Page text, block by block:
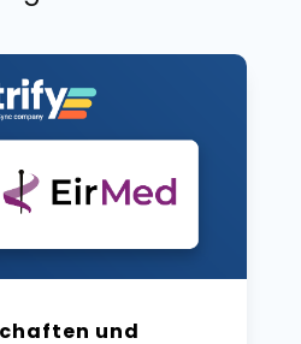
und